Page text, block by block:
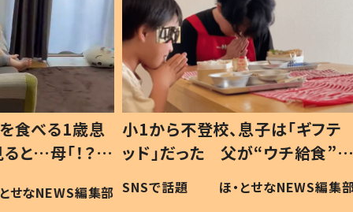
歳息
？」
編集部
小1から不登校、息子は「ギフテ
ッド」だった 父が“ウチ給食”を
作り続ける理由とは #令和の親
#令和の子
SNSで話題 ほ・とせなNEWS編集部
ひ孫
が、抱
「涙
い」